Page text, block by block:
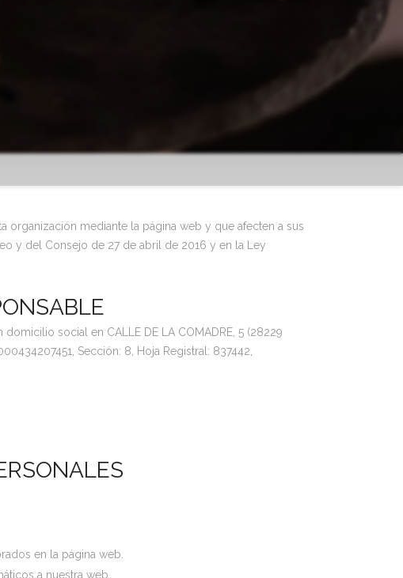
organización mediante la página web y que afecten a sus
y del Consejo de 27 de abril de 2016 y en la Ley
domicilio social en CALLE DE LA COMADRE, 5 (28229
Sección: 8, Hoja Registral: 837442,
en la página web.
a nuestra web.